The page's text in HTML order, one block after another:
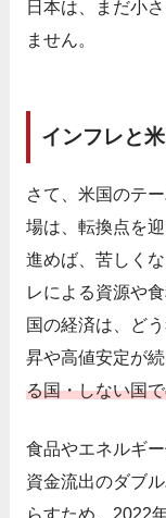
日本は、まだ小
ません。
インフレと
さて、米国のテ
場は、転換点を
進めば、苦しくな
レによる資源や
国の経済は、ど
昇や高値安定が続
る国・しない国
食品やエネルギ
資金流出のダブ
らすため、2022